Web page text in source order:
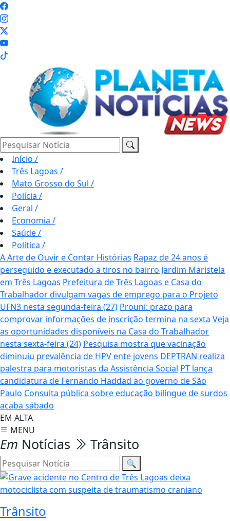
Pesquisar Notícia
Início /
Três Lagoas /
Mato Grosso do Sul /
Polícia /
Geral /
Economia /
Saúde/
Política /
A Arte de Ouvir e Contar Histórias Rapaz de 24 anos é
perseguido e executado a tiros no bairro Jardim Maristela
em Três Lagoas Prefeitura de Três Lagoas e Casa do
Trabalhador divulgam vagas de emprego para o Projeto
UFN3 nesta segunda-feira (27) Prouni: prazo para
comprovar informações de inscrição termina na sexta Veja
as oportunidades disponíveis na Casa do Trabalhador
nesta sexta-feira (24) Pesquisa mostra que vacinação
diminuiu prevalência de HPV ente jovens DEPTRAN realiza
palestra para motoristas da Assistência Social PT lança
candidatura de Fernando Haddad ao governo de São
Paulo Consulta pública sobre educação bilíngue de surdos
acaba sábado
EM ALTA
MENU
Em Notícias Trânsito
🔍
Trânsito